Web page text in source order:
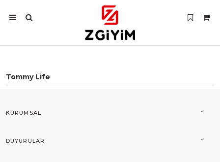
Tommy Life
KURUMSAL
DUYURULAR